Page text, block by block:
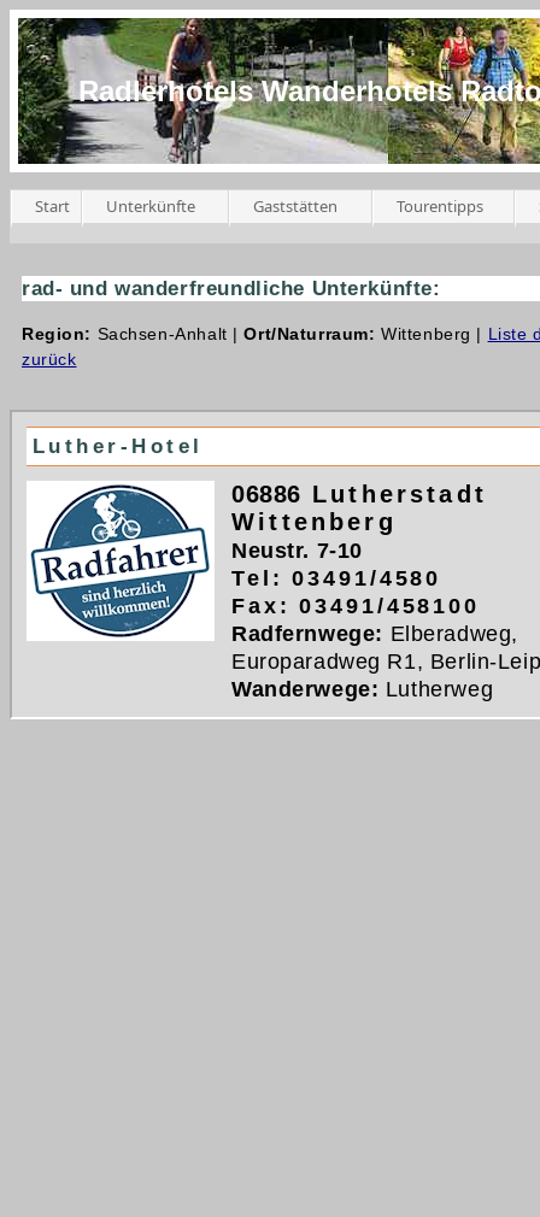
Radlerhotels Wanderhotels
Start Unterkünfte Gaststätten Tourentipps
rad- und wanderfreundliche Unterkünfte:
Region: Sachsen-Anhalt |Ort/Naturraum:Wittenberg | Liste
zurück
Luther-Hotel
06886 Lutherstadt
Wittenberg
Neustr. 7-10
Tel: 03491/4580
Fax: 03491/458100
Radfernwege: Elberadweg,
Europaradweg R1, Berlin-
Wanderwege: Lutherweg